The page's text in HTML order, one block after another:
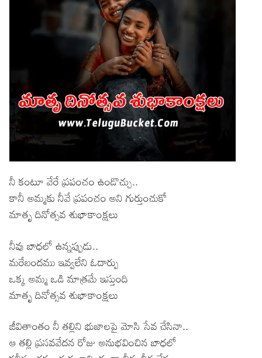
నీ కంటూ వేరే ప్రపంచం ఉండొచ్చు..
కానీ అమ్మకు నీవే ప్రపంచం అని గుర్తుంచుకో
మాతృ దినోత్సవ శుభాకాంక్షలు
నీవు బాధలో ఉన్నప్పుడు..
మరేబందము ఇవ్వలేని ఓదార్పు
ఒక్క అమ్మ ఒడి మాత్రమే ఇస్తుంది
మాతృ దినోత్సవ శుభాకాంక్షలు
జీవితాంతం నీ తల్లిని భుజాలపై మోసి సేవ చేసినా..
ఆ తల్లి ప్రసవవేదన రోజు అనుభవించిన బాధలో